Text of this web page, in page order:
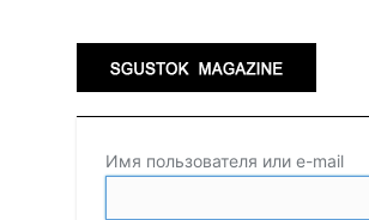
Имя пользователя или e-mail